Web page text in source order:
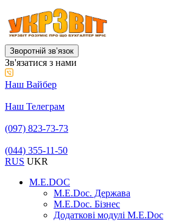
Зворотній звʼязок
Зв'язатися з нами
Наш Вайбер
Наш Телеграм
(097) 823-73-73
(044) 355-11-50
RUS UKR
M.E.DOC
M.E.Doc. Держава
M.E.Doc. Бізнес
Додаткові модулі M.E.Doc